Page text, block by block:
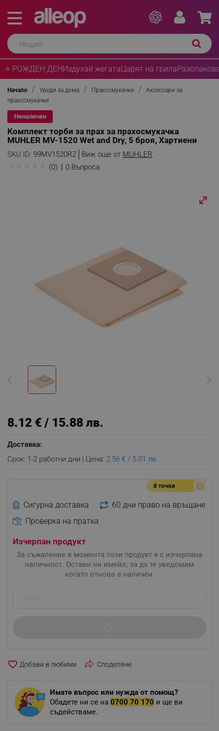
⭐ РОЖДЕН ДЕНИздухай жегатаЦарят на грила
Начало Уреди за дома Прахосмукачки
Аксесоари за
прахосмукачки
Неналичен
Комплект торби за прах за прахосмукачка
MUHLER MV-1520 Wet and Dry, 5 броя, Хартиени
SKU ID: 99MV1520RZ Виж още от MUHLER
(0) 0 Въпроса
8.12 € / 15.88 лв.
Доставка:
Срок: 1-2 работни дни | Цена: 2.56 € / 5.01 лв.
8 точки
Сигурна доставка
60 дни право на връщане
Проверка на пратка
Изчерпан продукт
За съжаление в момента този продукт е с изчерпана
наличност. Остави ни имейл, за да те уведомим
когато отново е наличен.
favorite_border Споделяне
Имате въпрос или нужда от помощ?
Обадете ни се на 0700 70 170 и ще ви
съдействаме.